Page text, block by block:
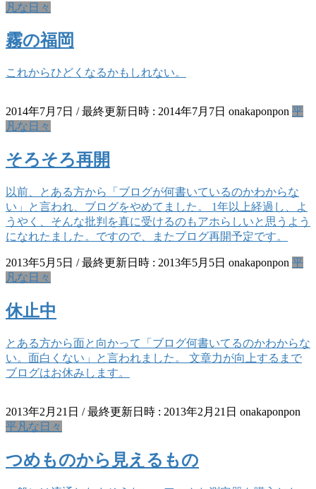
凡な日々
霧の福岡
これからひどくなるかもしれない。
2014年7月7日 / 最終更新日時 : 2014年7月7日 onakaponpon 平
凡な日々
そろそろ再開
以前、とある方から「ブログが何書いているのかわからな
い」と言われ、ブログをやめてました。 1年以上経過し、よ
うやく、そんな批判を真に受けるのもアホらしいと思うよう
になれたました。ですので、またブログ再開予定です。
2013年5月5日 / 最終更新日時 : 2013年5月5日 onakaponpon 平
凡な日々
休止中
とある方から面と向かって「ブログ何書いてるのかわからな
い。面白くない」と言われました。 文章力が向上するまで
ブログはお休みします。
2013年2月21日 / 最終更新日時 : 2013年2月21日 onakaponpon
平凡な日々
つめものから見えるもの